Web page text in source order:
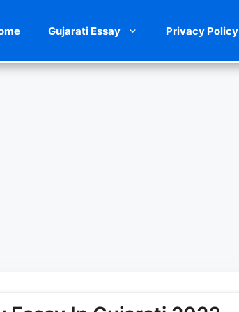
Gujarati Essay Privacy Policy